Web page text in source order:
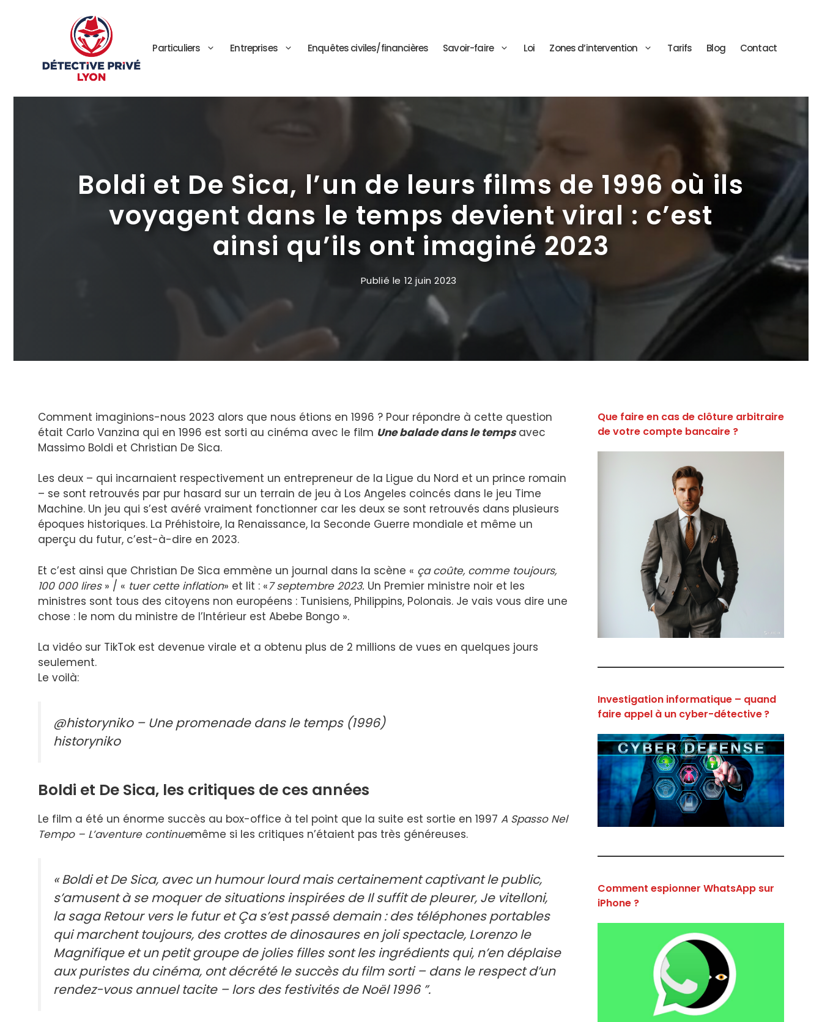
Particuliers Entreprises Enquêtes civiles/financières Savoir-faire Loi Zones d’intervention Tarifs Blog Contact
Boldi et De Sica, l’un de leurs films de 1996 où ils
voyagent dans le temps devient viral : c’est
ainsi qu’ils ont imaginé 2023
Publié le 12 juin 2023
Comment imaginions-nous 2023 alors que nous étions en 1996 ? Pour répondre à cette question
était Carlo Vanzina qui en 1996 est sorti au cinéma avec le film Une balade dans le tempsavec
Massimo Boldi et Christian De Sica.
Les deux – qui incarnaient respectivement un entrepreneur de la Ligue du Nord et un prince romain
– se sont retrouvés par pur hasard sur un terrain de jeu à Los Angeles coincés dans le jeu Time
Machine. Un jeu qui s’est avéré vraiment fonctionner car les deux se sont retrouvés dans plusieurs
époques historiques. La Préhistoire, la Renaissance, la Seconde Guerre mondiale et même un
aperçu du futur, c’est-à-dire en 2023.
Et c’est ainsi que Christian De Sica emmène un journal dans la scène « ça coûte, comme toujours,
100 000 lires» / « tuer cette inflation» et lit : «7 septembre 2023. Un Premier ministre noir et les
ministres sont tous des citoyens non européens : Tunisiens, Philippins, Polonais. Je vais vous dire une
chose : le nom du ministre de l’Intérieur est Abebe Bongo ».
La vidéo sur TikTok est devenue virale et a obtenu plus de 2 millions de vues en quelques jours
seulement.
Le voilà:
@historyniko – Une promenade dans le temps (1996)
historyniko
Boldi et De Sica, les critiques de ces années
Le film a été un énorme succès au box-office à tel point que la suite est sortie en 1997 A Spasso Nel
Tempo – L’aventure continuemême si les critiques n’étaient pas très généreuses.
« Boldi et De Sica, avec un humour lourd mais certainement captivant le public,
s’amusent à se moquer de situations inspirées de Il suffit de pleurer, Je vitelloni,
la saga Retour vers le futur et Ça s’est passé demain : des téléphones portables
qui marchent toujours, des crottes de dinosaures en joli spectacle, Lorenzo le
Magnifique et un petit groupe de jolies filles sont les ingrédients qui, n’en déplaise
aux puristes du cinéma, ont décrété le succès du film sorti – dans le respect d’un
rendez-vous annuel tacite – lors des festivités de Noël 1996 ”.
Que faire en cas de clôture arbitraire
de votre compte bancaire ?
Investigation informatique – quand
faire appel à un cyber-détective ?
Comment espionner WhatsApp sur
iPhone ?